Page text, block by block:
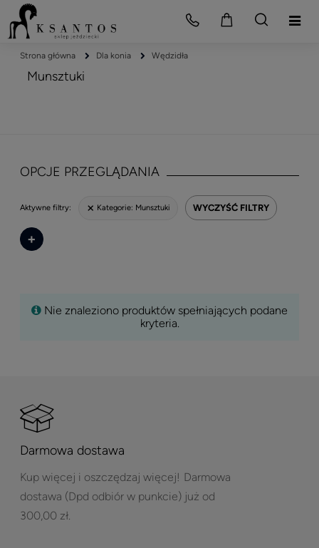
Strona główna Dla konia Wędzidła
Munsztuki
OPCJE PRZEGLĄDANIA
Aktywne filtry: Kategorie: Munsztuki WYCZYŚĆ FILTRY
+
Nie znaleziono produktów spełniających podane
kryteria.
Darmowa dostawa
Kup więcej i oszczędzaj więcej! Darmowa
dostawa (Dpd odbiór w punkcie) już od
300,00 zł.